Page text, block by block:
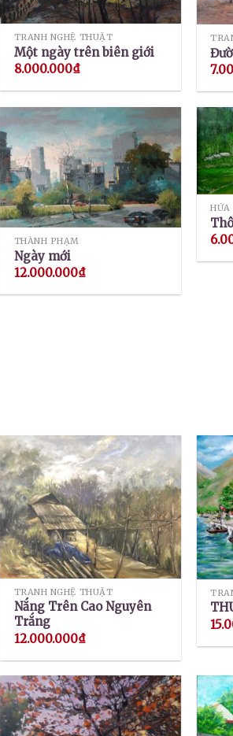
TRANH NGHỆ THUẬT
Một ngày trên biên giới
8.000.000₫
THÀNH PHẠM
Ngày mới
12.000.000₫
HỨA
TRANH NGHỆ THUẬT
Nắng Trên Cao Nguyên
Trắng
12.000.000₫